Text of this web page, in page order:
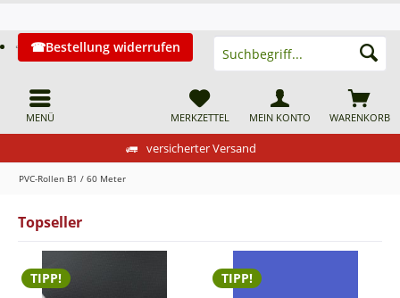
versicherter Versand
MENÜ
Bestellung widerrufen
WARENKORB
MERKZETTEL MEIN KONTO
PVC-Rollen B1 / 60 Meter
Topseller
TIPP! TIPP!